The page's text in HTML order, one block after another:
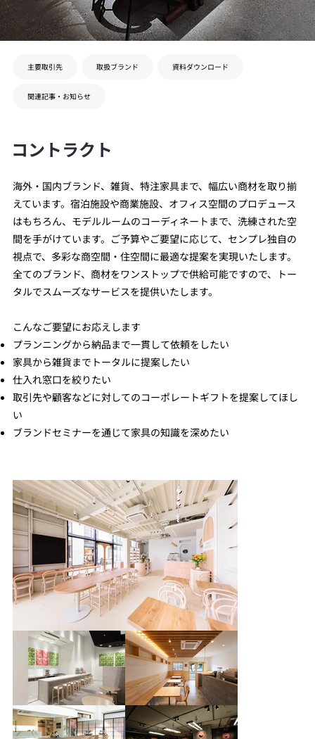
主要取引先 取扱ブランド 資料ダウンロード
関連記事・お知らせ
コントラクト
海外・国内ブランド、雑貨、特注家具まで、幅広い商材を取り揃
えています。宿泊施設や商業施設、オフィス空間のプロデュース
はもちろん、モデルルームのコーディネートまで、洗練された空
間を手がけています。ご予算やご要望に応じて、センプレ独自の
視点で、多彩な商空間・住空間に最適な提案を実現いたします。
全てのブランド、商材をワンストップで供給可能ですので、トー
タルでスムーズなサービスを提供いたします。
こんなご要望にお応えします
プランニングから納品まで一貫して依頼をしたい
家具から雑貨までトータルに提案したい
仕入れ窓口を絞りたい
取引先や顧客などに対してのコーポレートギフトを提案してほし
い
ブランドセミナーを通じて家具の知識を深めたい